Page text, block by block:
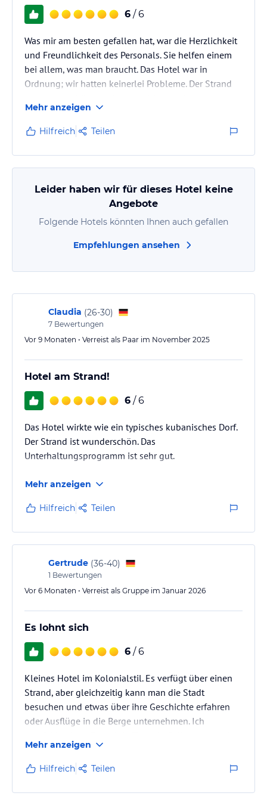
6 / 6
Was mir am besten gefallen hat, war die Herzlichkeit
und Freundlichkeit des Personals. Sie helfen einem
bei allem, was man braucht. Das Hotel war in
Ordnung; wir hatten keinerlei Probleme. Der Strand
Wasser war im Dezember sehr angenehm zum
Schwimmen – eine willkommene Abwechslung zum
europäischen Winter. Wir bekamen ein Zimmer direkt
am Strand, aber das Hotel selbst ist nicht sehr groß.
Das Essen war typisch für Kuba; es gab nicht viel
Abwechslung, was angesichts…
Mehr anzeigen
Hilfreich Teilen
Leider haben wir für dieses Hotel keine
Angebote
Folgende Hotels könnten Ihnen auch gefallen
Empfehlungen ansehen
Claudia (26-30)
7 Bewertungen
Vor 9 Monaten • Verreist als Paar im November 2025
Hotel am Strand!
6 / 6
Das Hotel wirkte wie ein typisches kubanisches Dorf.
Der Strand ist wunderschön. Das
Unterhaltungsprogramm ist sehr gut.
Mehr anzeigen
Hilfreich Teilen
Gertrude (36-40)
1 Bewertungen
Vor 6 Monaten • Verreist als Gruppe im Januar 2026
Es lohnt sich
6 / 6
Kleines Hotel im Kolonialstil. Es verfügt über einen
Strand, aber gleichzeitig kann man die Stadt
besuchen und etwas über ihre Geschichte erfahren
oder Ausflüge in die Berge unternehmen. Ich
typischen karibischen Regenwald kennenzulernen
Mehr anzeigen
Hilfreich Teilen